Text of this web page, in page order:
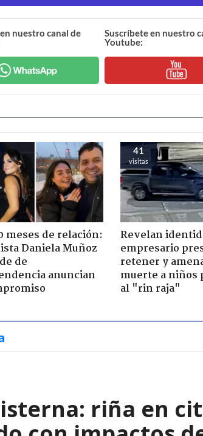
nuestro canal de
Suscríbete en nuestro
Youtube:
meses de relación:
Daniela Muñoz
de
anuncian
41
visitas
Revelan
empresario
retener y
muerte a niños
al "rin raja"
riña en